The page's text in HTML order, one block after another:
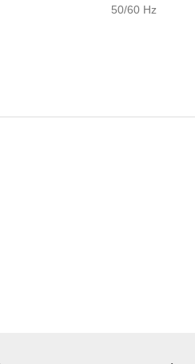
50/60 Hz